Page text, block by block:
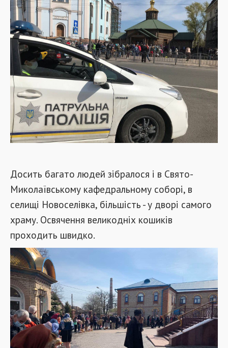
Досить багато людей зібралося і в Свято-
Миколаївському кафедральному соборі, в
селищі Новоселівка, більшість - у дворі самого
храму. Освячення великодніх кошиків
проходить швидко.